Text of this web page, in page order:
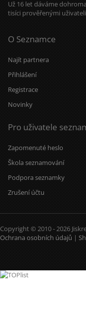
Už 16 let dáváme
tisíci prověřenými
O Seznamce
Najít partnera
Přihlášení
Registrace
Novinky
Pro uživatele
Zapomenuté heslo
Škola seznamování
Podpora seznamky
Zrušení účtu
Copyright © 2010 - 2026
Ochrana osobních údajů |